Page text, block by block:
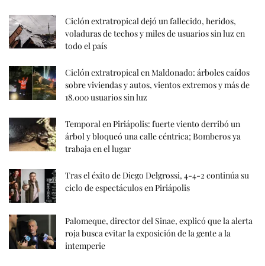
Ciclón extratropical dejó un fallecido, heridos,
voladuras de techos y miles de usuarios sin luz en
todo el país
Ciclón extratropical en Maldonado: árboles caídos
sobre viviendas y autos, vientos extremos y más de
18.000 usuarios sin luz
Temporal en Piriápolis: fuerte viento derribó un
árbol y bloqueó una calle céntrica; Bomberos ya
trabaja en el lugar
Tras el éxito de Diego Delgrossi, 4-4-2 continúa su
ciclo de espectáculos en Piriápolis
Palomeque, director del Sinae, explicó que la alerta
roja busca evitar la exposición de la gente a la
intemperie